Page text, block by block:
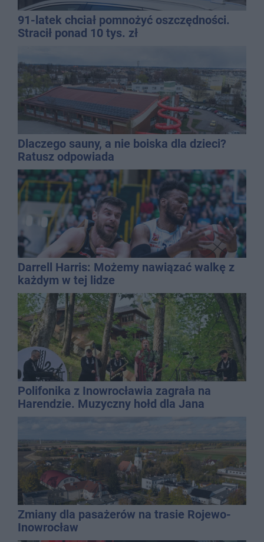
91-latek chciał pomnożyć oszczędności.
Stracił ponad 10 tys. zł
Dlaczego sauny, a nie boiska dla dzieci?
Ratusz odpowiada
Darrell Harris: Możemy nawiązać walkę z
każdym w tej lidze
Polifonika z Inowrocławia zagrała na
Harendzie. Muzyczny hołd dla Jana
Kasprowicza
Zmiany dla pasażerów na trasie Rojewo-
Inowrocław